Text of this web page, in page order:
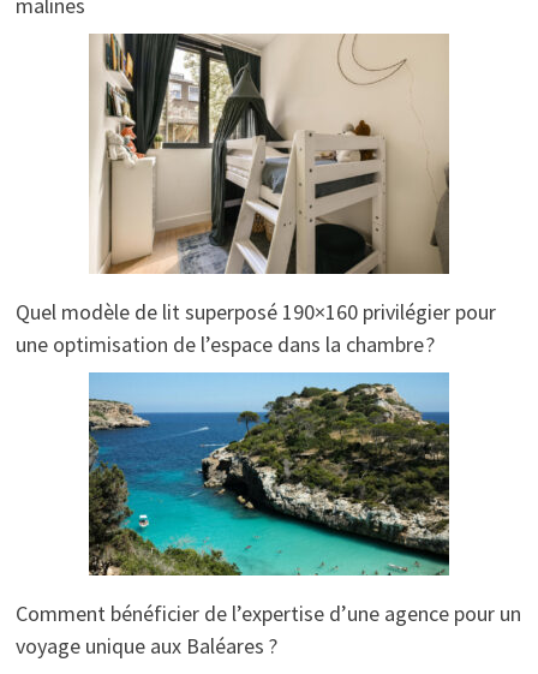
Quel modèle de lit superposé 190×160 privilégier pour
une optimisation de l’espace dans la chambre ?
Comment bénéficier de l’expertise d’une agence pour un
voyage unique aux Baléares ?